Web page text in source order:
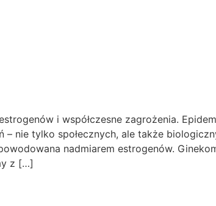
i współczesne zagrożenia.
nie tylko społecznych, ale także
nadmiarem estrogenów.
z […]